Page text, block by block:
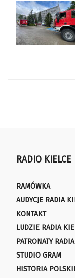
RADIO KIELCE
RAMÓWKA
AUDYCJE RADIA
KONTAKT
LUDZIE RADIA
PATRONATY
STUDIO GRAM
HISTORIA